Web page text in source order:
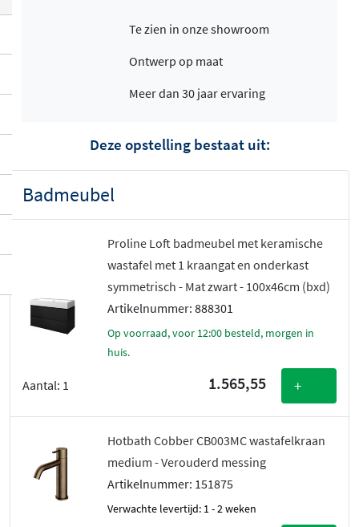
Te zien in onze showroom
Ontwerp op maat
Meer dan 30 jaar ervaring
Deze opstelling bestaat uit:
Badmeubel
Proline Loft badmeubel met keramische
wastafel met 1 kraangat en onderkast
symmetrisch - Mat zwart - 100x46cm (bxd)
Artikelnummer: 888301
Op voorraad, voor 12:00 besteld, morgen in
huis.
Aantal: 1 1.565,55 +
Hotbath Cobber CB003MC wastafelkraan
medium - Verouderd messing
Artikelnummer: 151875
Verwachte levertijd: 1 - 2 weken